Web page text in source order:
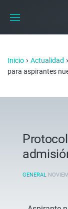
Inicio › Actualidad ›
para aspirantes
GENERAL